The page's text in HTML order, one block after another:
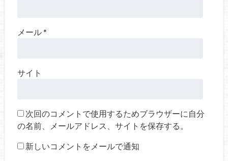
メール*
サイト
次回のコメントで使用するためブラウザーに自分
の名前、メールアドレス、サイトを保存する。
新しいコメントをメールで通知